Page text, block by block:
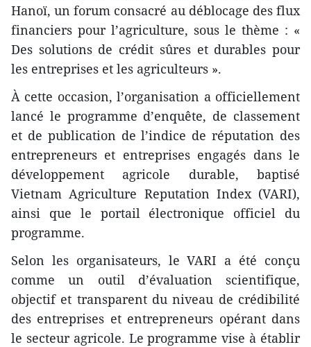
Hanoï, un forum consacré au déblocage des flux
financiers pour l’agriculture, sous le thème : «
Des solutions de crédit sûres et durables pour
les entreprises et les agriculteurs ».
À cette occasion, l’organisation a officiellement
lancé le programme d’enquête, de classement
et de publication de l’indice de réputation des
entrepreneurs et entreprises engagés dans le
développement agricole durable, baptisé
Vietnam Agriculture Reputation Index (VARI),
ainsi que le portail électronique officiel du
programme.
Selon les organisateurs, le VARI a été conçu
comme un outil d’évaluation scientifique,
objectif et transparent du niveau de crédibilité
des entreprises et entrepreneurs opérant dans
le secteur agricole. Le programme vise à établir